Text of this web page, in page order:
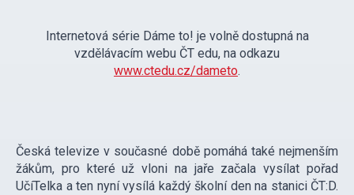
Internetová série Dáme to! je volně dostupná na
vzdělávacím webu ČT edu, na odkazu
www.ctedu.cz/dameto.
Česká televize v současné době pomáhá také nejmenším
žákům, pro které už vloni na jaře začala vysílat pořad
UčíTelka a ten nyní vysílá každý školní den na stanici ČT:D.